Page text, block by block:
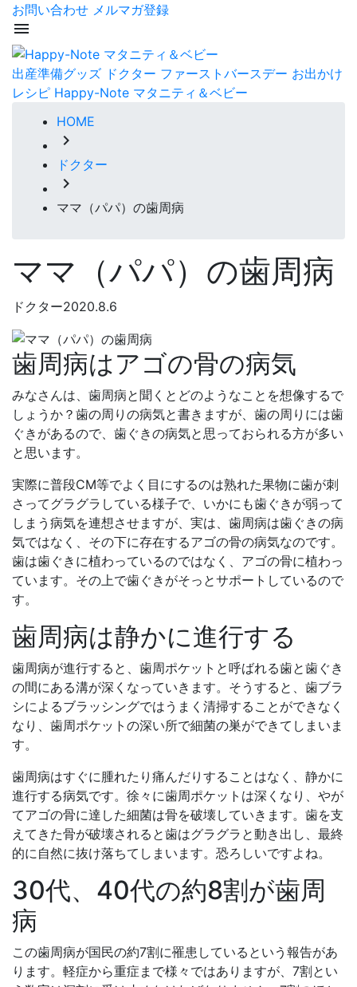
お問い合わせ メルマガ登録
menu
出産準備グッズ ドクター ファーストバースデー お出かけ
レシピ Happy-Note マタニティ＆ベビー
HOME
chevron_right
ドクター
chevron_right
ママ（パパ）の歯周病
ママ（パパ）の歯周病
ドクター2020.8.6
歯周病はアゴの骨の病気
みなさんは、歯周病と聞くとどのようなことを想像するで
しょうか？歯の周りの病気と書きますが、歯の周りには歯
ぐきがあるので、歯ぐきの病気と思っておられる方が多い
と思います。
実際に普段CM等でよく目にするのは熟れた果物に歯が刺
さってグラグラしている様子で、いかにも歯ぐきが弱って
しまう病気を連想させますが、実は、歯周病は歯ぐきの病
気ではなく、その下に存在するアゴの骨の病気なのです。
歯は歯ぐきに植わっているのではなく、アゴの骨に植わっ
ています。その上で歯ぐきがそっとサポートしているので
す。
歯周病は静かに進行する
歯周病が進行すると、歯周ポケットと呼ばれる歯と歯ぐき
の間にある溝が深くなっていきます。そうすると、歯ブラ
シによるブラッシングではうまく清掃することができなく
なり、歯周ポケットの深い所で細菌の巣ができてしまいま
す。
歯周病はすぐに腫れたり痛んだりすることはなく、静かに
進行する病気です。徐々に歯周ポケットは深くなり、やが
てアゴの骨に達した細菌は骨を破壊していきます。歯を支
えてきた骨が破壊されると歯はグラグラと動き出し、最終
的に自然に抜け落ちてしまいます。恐ろしいですよね。
30代、40代の約8割が歯周
病
この歯周病が国民の約7割に罹患しているという報告があ
ります。軽症から重症まで様々ではありますが、7割とい